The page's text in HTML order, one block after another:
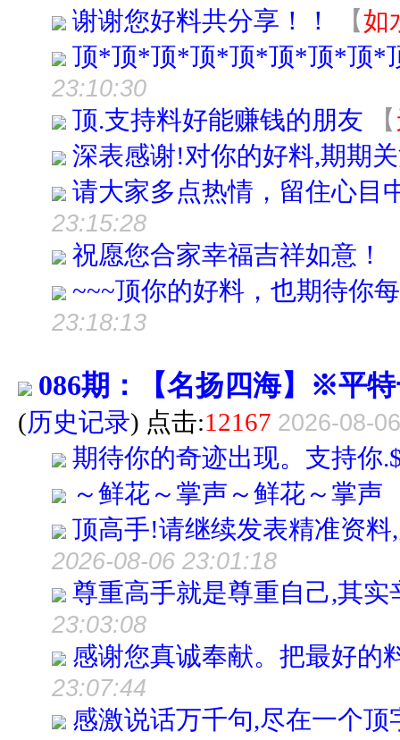
谢谢您好料共分享！！
【如
顶*顶*顶*顶*顶*顶*顶*顶*
23:10:30
顶.支持料好能赚钱的朋友 【
深表感谢!对你的好料,期期
请大家多点热情，留住心目
23:15:28
祝愿您合家幸福吉祥如意！
~~~顶你的好料，也期待你
23:18:13
086期：【名扬四海】※平
(历史记录) 点击:12167 2026-08-
期待你的奇迹出现。支持你
～鲜花～掌声～鲜花～掌声
顶高手!请继续发表精准资
2026-08-06 23:01:18
尊重高手就是尊重自己,其实
23:03:08
感谢您真诚奉献。把最好的
23:07:44
感激说话万千句,尽在一个顶